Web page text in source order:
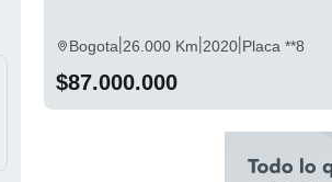
Bogota|26.000 Km|2020|Placa **8
$87.000.000